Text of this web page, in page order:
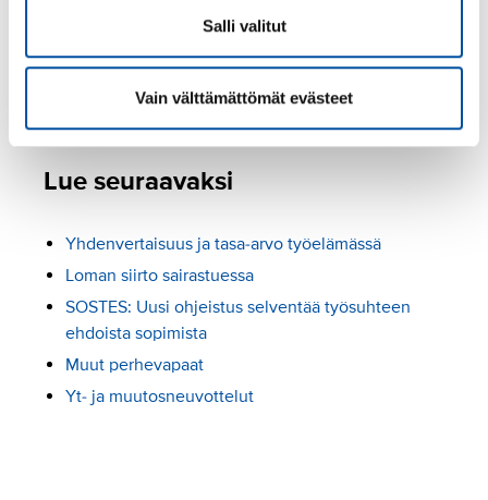
Salli valitut
Vain välttämättömät evästeet
seuraavat asiat:
Uusi työsopimus työsuhteen aikana
Lue seuraavaksi
Yhdenvertaisuus ja tasa-arvo työelämässä
Loman siirto sairastuessa
SOSTES: Uusi ohjeistus selventää työsuhteen
ehdoista sopimista
Muut perhevapaat
Yt- ja muutosneuvottelut